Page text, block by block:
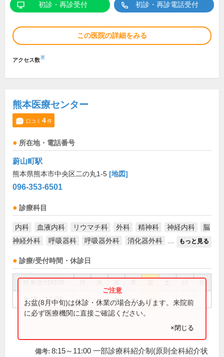
初診・再診受付 初診・再診電話受付
この医院の詳細をみる
アクセス数※
熊本医療センター
口コミ 4件
所在地・電話番号
蔚山町駅
熊本県熊本市中央区二の丸1-5 [地図]
096-353-6501
診療科目
内科 血液内科 リウマチ科 外科 精神科 神経内科
脳
神経外科
呼吸器科 呼吸器外科 消化器外科 もっと見る
診療/受付時間・休診日
祝
8:15～11:00 ● ● ● ● ●
お盆(8月中旬)は休診・休業の場合があります。来院前
に必ず医療機関に直接ご確認ください。
×閉じる
備考: 8:15～11:00 一部診療科紹介制(原則全科紹介状